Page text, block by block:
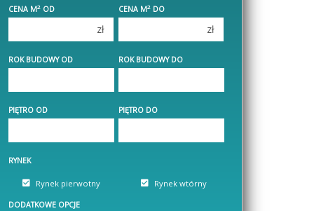
4 pokoje
6 pokoi
4 pokoje
6 pokoi
CENA M2 OD
zł
CENA M2DO
zł
ROK BUDOWY OD ROK BUDOWY DO
PIĘTRO OD PIĘTRO DO
RYNEK
Rynek pierwotny Rynek wtórny
DODATKOWE OPCJE